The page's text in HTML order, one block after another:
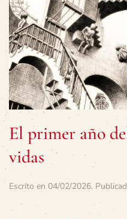
El primer año
vidas
Escrito en 04/02/2026.